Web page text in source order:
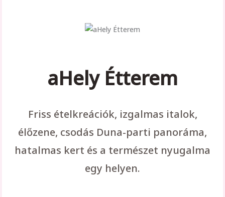
aHely Étterem
Friss ételkreációk, izgalmas italok,
élőzene, csodás Duna-parti panoráma,
hatalmas kert és a természet nyugalma
egy helyen.